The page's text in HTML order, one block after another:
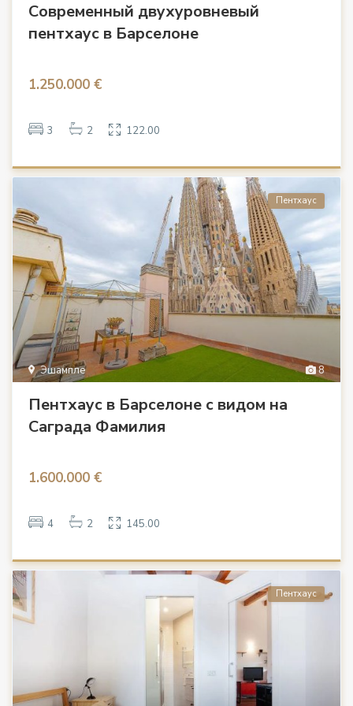
Современный двухуровневый
пентхаус в Барселоне
1.250.000 €
3 2 122.00
8
Эшампле
Пентхаус
Пентхаус в Барселоне с видом на
Саграда Фамилия
1.600.000 €
4 2 145.00
Пентхаус